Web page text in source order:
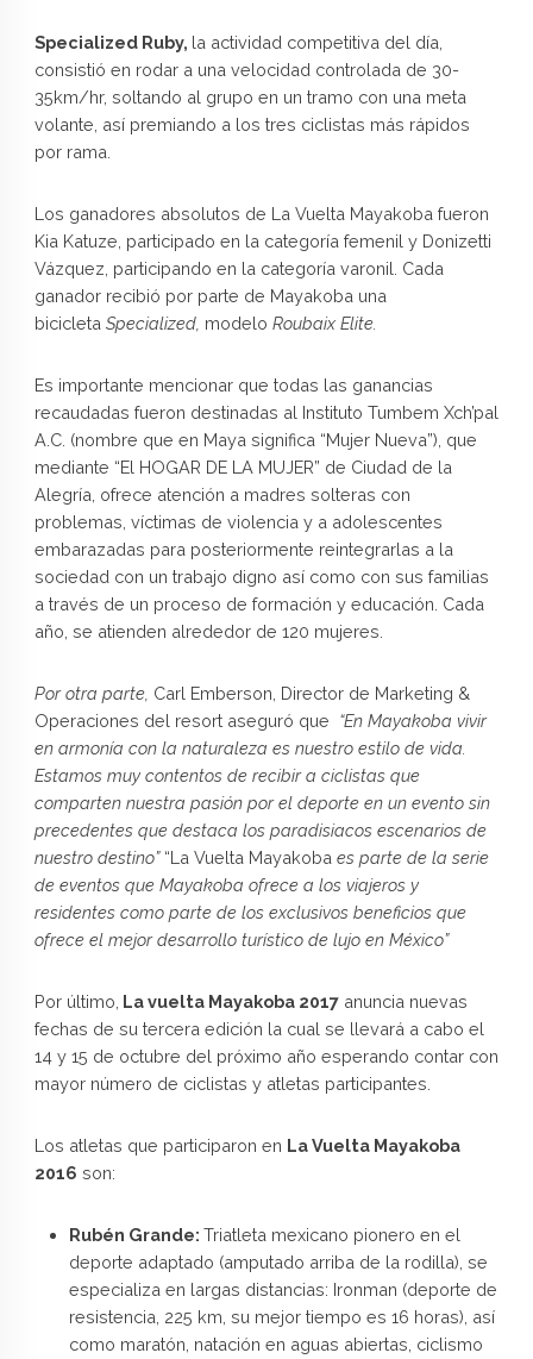
Specialized Ruby, la actividad competitiva del día,
consistió en rodar a una velocidad controlada de 30-
35km/hr, soltando al grupo en un tramo con una meta
volante, así premiando a los tres ciclistas más rápidos
por rama.
Los ganadores absolutos de La Vuelta Mayakoba fueron
Kia Katuze, participado en la categoría femenil y Donizetti
Vázquez, participando en la categoría varonil. Cada
ganador recibió por parte de Mayakoba una
bicicleta Specialized, modelo Roubaix Elite.
Es importante mencionar que todas las ganancias
recaudadas fueron destinadas al Instituto Tumbem Xch’pal
A.C. (nombre que en Maya significa “Mujer Nueva”), que
mediante “El HOGAR DE LA MUJER” de Ciudad de la
Alegría, ofrece atención a madres solteras con
problemas, víctimas de violencia y a adolescentes
embarazadas para posteriormente reintegrarlas a la
sociedad con un trabajo digno así como con sus familias
a través de un proceso de formación y educación. Cada
año, se atienden alrededor de 120 mujeres.
Por otra parte, Carl Emberson, Director de Marketing &
Operaciones del resort aseguró que “En Mayakoba vivir
en armonía con la naturaleza es nuestro estilo de vida.
Estamos muy contentos de recibir a ciclistas que
comparten nuestra pasión por el deporte en un evento sin
precedentes que destaca los paradisiacos escenarios de
nuestro destino” “La Vuelta Mayakoba es parte de la serie
de eventos que Mayakoba ofrece a los viajeros y
residentes como parte de los exclusivos beneficios que
ofrece el mejor desarrollo turístico de lujo en México”
Por último, La vuelta Mayakoba 2017anuncia nuevas
fechas de su tercera edición la cual se llevará a cabo el
14 y 15 de octubre del próximo año esperando contar con
mayor número de ciclistas y atletas participantes.
Los atletas que participaron en La Vuelta Mayakoba
2016 son:
Rubén Grande: Triatleta mexicano pionero en el
deporte adaptado (amputado arriba de la rodilla), se
especializa en largas distancias: Ironman (deporte de
resistencia, 225 km, su mejor tiempo es 16 horas), así
como maratón, natación en aguas abiertas, ciclismo